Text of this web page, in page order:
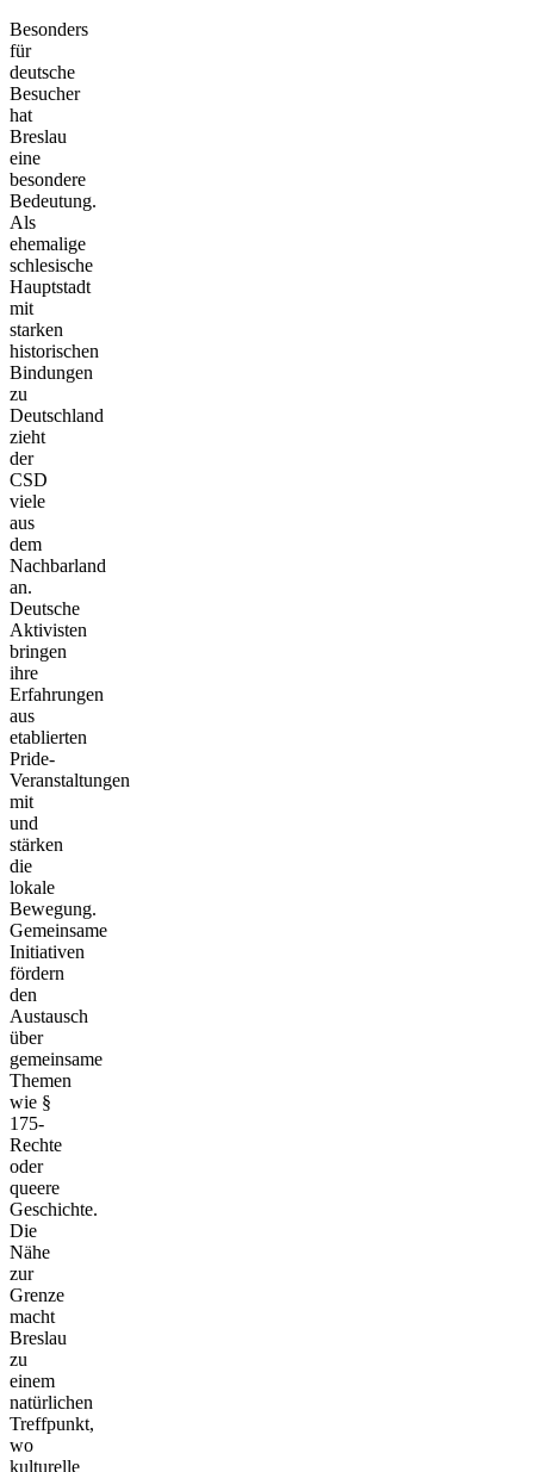
Besonders
für
deutsche
Besucher
hat
Breslau
eine
besondere
Bedeutung.
Als
ehemalige
schlesische
Hauptstadt
mit
starken
historischen
Bindungen
zu
Deutschland
zieht
der
CSD
viele
aus
dem
Nachbarland
an.
Deutsche
Aktivisten
bringen
ihre
Erfahrungen
aus
etablierten
Pride-
Veranstaltungen
mit
und
stärken
die
lokale
Bewegung.
Gemeinsame
Initiativen
fördern
den
Austausch
über
gemeinsame
Themen
wie §
175-
Rechte
oder
queere
Geschichte.
Die
Nähe
zur
Grenze
macht
Breslau
zu
einem
natürlichen
Treffpunkt,
wo
kulturelle